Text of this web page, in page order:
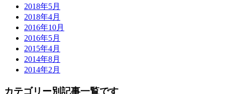
2018年5月
2018年4月
2016年10月
2016年5月
2015年4月
2014年8月
2014年2月
カテゴリー別記事一覧です